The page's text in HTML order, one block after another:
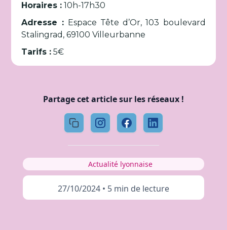
Horaires : 10h-17h30
Adresse : Espace Tête d’Or, 103 boulevard
Stalingrad, 69100 Villeurbanne
Tarifs : 5€
Partage cet article sur les réseaux !
Actualité lyonnaise
27/10/2024 • 5 min de lecture